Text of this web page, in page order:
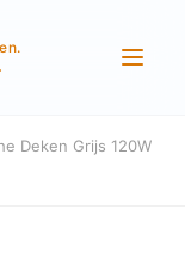
Deken Grijs 120W